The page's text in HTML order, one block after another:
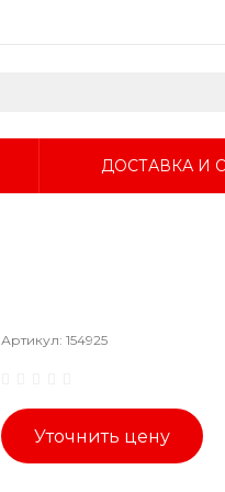
ДОСТАВКА И
Артикул: 154925
Уточнить цену